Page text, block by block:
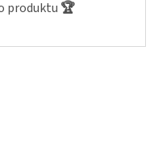
produktu 🏆